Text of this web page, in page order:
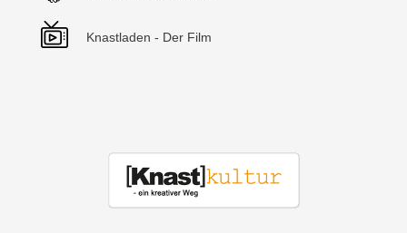
Knastladen - Der Film